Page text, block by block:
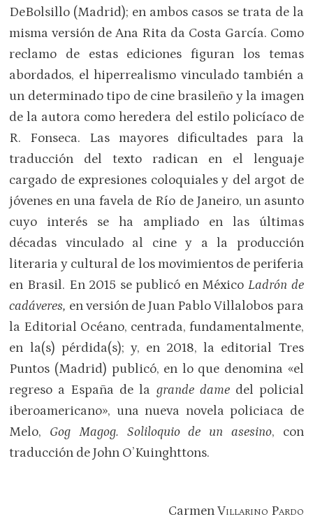
DeBolsillo (Madrid); en ambos casos se trata de la
misma versión de Ana Rita da Costa García. Como
reclamo de estas ediciones figuran los temas
abordados, el hiperrealismo vinculado también a
un determinado tipo de cine brasileño y la imagen
de la autora como heredera del estilo policíaco de
R. Fonseca. Las mayores dificultades para la
traducción del texto radican en el lenguaje
cargado de expresiones coloquiales y del argot de
jóvenes en una favela de Río de Janeiro, un asunto
cuyo interés se ha ampliado en las últimas
décadas vinculado al cine y a la producción
literaria y cultural de los movimientos de periferia
en Brasil. En 2015 se publicó en México Ladrón de
cadáveres, en versión de Juan Pablo Villalobos para
la Editorial Océano, centrada, fundamentalmente,
en la(s) pérdida(s); y, en 2018, la editorial Tres
Puntos (Madrid) publicó, en lo que denomina «el
regreso a España de la grande damedel policial
iberoamericano», una nueva novela policiaca de
Melo, Gog Magog. Soliloquio de un asesino, con
traducción de John O’Kuinghttons.
CarmenVillarino Pardo